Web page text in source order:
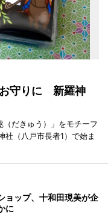
お守りに 新羅神
（だきゅう）」をモチーフ
社（八戸市長者1）で始ま
ョップ、十和田現美が企
に